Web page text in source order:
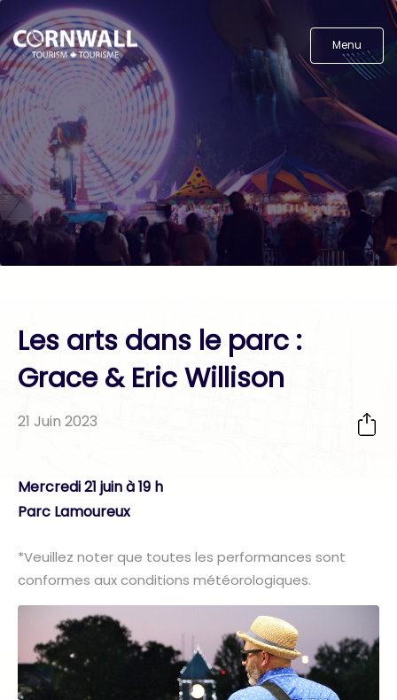
Menu
Les arts dans le parc :
Grace & Eric Willison
21 Juin 2023
Mercredi 21 juin à 19 h
Parc Lamoureux
*Veuillez noter que toutes les performances sont
conformes aux conditions météorologiques.